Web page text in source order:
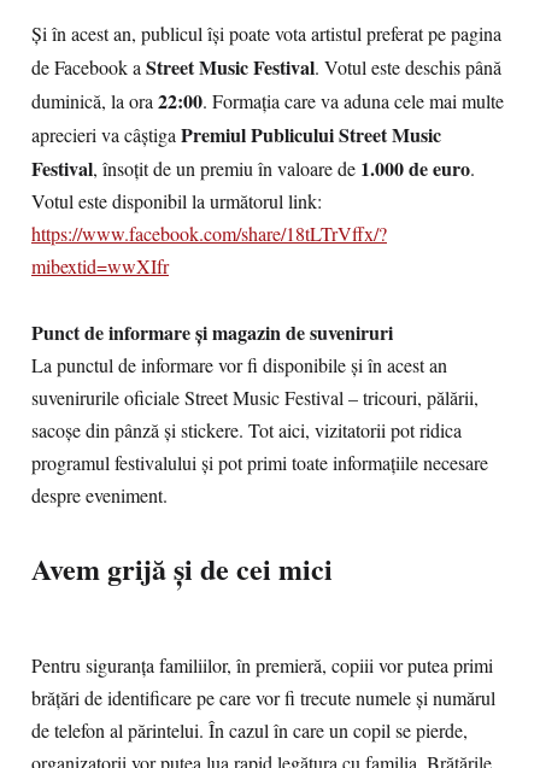
Și în acest an, publicul își poate vota artistul preferat pe pagina
de Facebook aStreet Music Festival. Votul este deschis până
duminică, la ora22:00. Formația care va aduna cele mai multe
aprecieri va câștigaPremiul Publicului Street Music
Festival, însoțit de un premiu în valoare de 1.000 de euro.
Votul este disponibil la următorul link:
https://www.facebook.com/share/18tLTrVffx/?
mibextid=wwXIfr
Punct de informare și magazin de suveniruri
La punctul de informare vor fi disponibile și în acest an
suvenirurile oficiale Street Music Festival – tricouri, pălării,
sacoșe din pânză și stickere. Tot aici, vizitatorii pot ridica
programul festivalului și pot primi toate informațiile necesare
despre eveniment.
Avem grijă și de cei mici
Pentru siguranța familiilor, în premieră, copiii vor putea primi
brățări de identificare pe care vor fi trecute numele și numărul
de telefon al părintelui. În cazul în care un copil se pierde,